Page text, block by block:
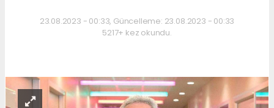
23.08.2023 - 00:33, Güncelleme: 23.08.2023 - 00:33
5217+ kez okundu.